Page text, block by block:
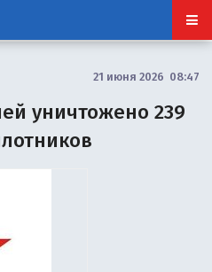
21 июня 2026 08:47
уничтожено 239